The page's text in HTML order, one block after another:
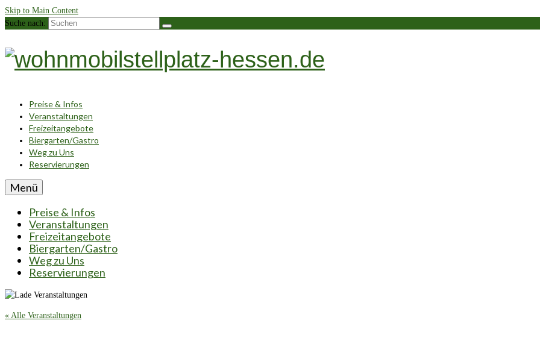
Skip to Main Content
Suche nach:
Preise & Infos
Veranstaltungen
Freizeitangebote
Biergarten/Gastro
Weg zu Uns
Reservierungen
Menü
Preise & Infos
Veranstaltungen
Freizeitangebote
Biergarten/Gastro
Weg zu Uns
Reservierungen
« Alle Veranstaltungen